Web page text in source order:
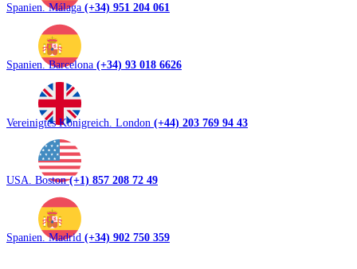
Spanien. Málaga (+34) 951 204 061
Spanien. Barcelona (+34) 93 018 6626
Vereinigtes Königreich. London (+44) 203 769 94 43
USA. Boston(+1) 857 208 72 49
Spanien. Madrid (+34) 902 750 359